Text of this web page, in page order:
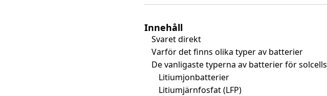
Innehåll
Svaret direkt
Varför det finns olika typer av batterier
De vanligaste typerna av batterier för
Litiumjonbatterier
Litiumjärnfosfat (LFP)